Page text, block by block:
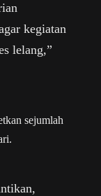
kegiatan
lelang,”
sejumlah